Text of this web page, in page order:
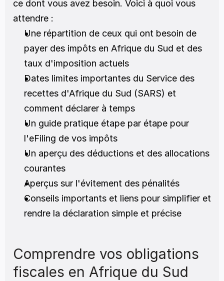
ce dont vous avez besoin. Voici à quoi vous
attendre :
Une répartition de ceux qui ont besoin de
payer des impôts en Afrique du Sud et des
taux d'imposition actuels
Dates limites importantes du Service des
recettes d'Afrique du Sud (SARS) et
comment déclarer à temps
Un guide pratique étape par étape pour
l'eFiling de vos impôts
Un aperçu des déductions et des allocations
courantes
Aperçus sur l'évitement des pénalités
Conseils importants et liens pour simplifier et
rendre la déclaration simple et précise
Comprendre vos obligations
fiscales en Afrique du Sud